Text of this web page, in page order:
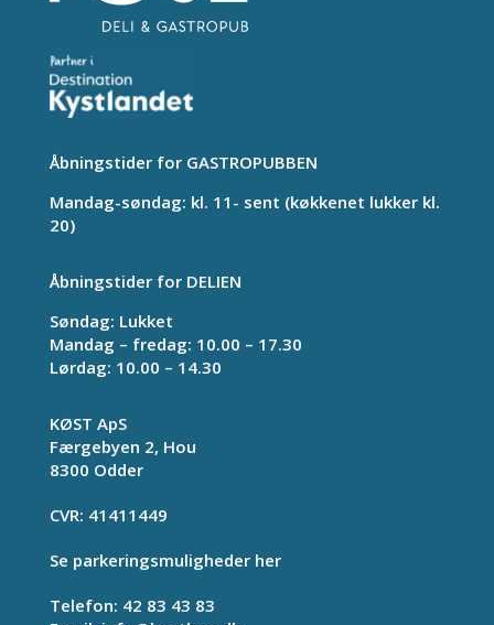
Åbningstider for GASTROPUBBEN
Mandag-søndag: kl. 11- sent (køkkenet lukker kl.
20)
Åbningstider for DELIEN
Søndag: Lukket
Mandag – fredag: 10.00 – 17.30
Lørdag: 10.00 – 14.30
KØST ApS
Færgebyen 2, Hou
8300 Odder
CVR: 41411449
Se parkeringsmuligheder her
Telefon: 42 83 43 83